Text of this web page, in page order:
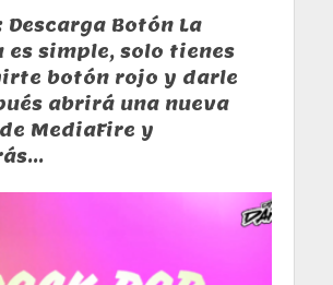
Botón La
es simple, solo tienes
botón rojo y darle
abrirá una nueva
MediaFire y